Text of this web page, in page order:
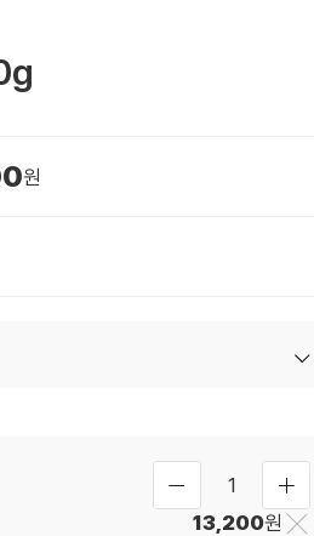
원
1
13,200원